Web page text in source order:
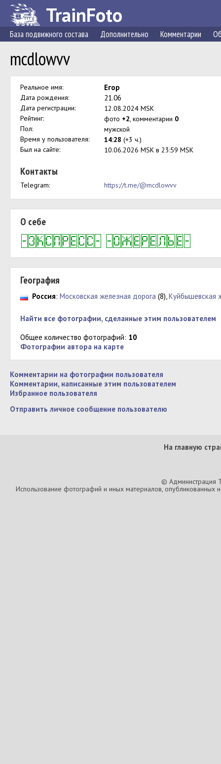
TrainFoto
База подвижного состава Дополнительно Комментарии
mcdlowvv
Реальное имя: Егор
Дата рождения: 21.06
Дата регистрации:
12.08.2024 MSK
Рейтинг:
фото +2, комментарии 0
Пол:
мужской
Время у пользователя:
14:28 (+3 ч.)
Был на сайте:
10.06.2026 MSK в 23:59 MSK
Контакты
Telegram: https://t.me/@mcdlowvv
О себе
География
Россия: Московская железная дорога (8),Куйбышевская
Найти все фотографии, сделанные этим пользователем
Общее количество фотографий: 10
Фотографии автора на карте
Комментарии на фотографии пользователя
Комментарии, написанные этим пользователем
Избранное пользователя
Отправить личное сообщение пользователю
На главную
© Администрация
Использование фотографий и иных материалов, опубликованных